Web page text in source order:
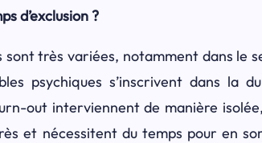
d’exclusion ?
sont très variées, notamment dans le
psychiques s’inscrivent dans la
out interviennent de manière
et nécessitent du temps pour en